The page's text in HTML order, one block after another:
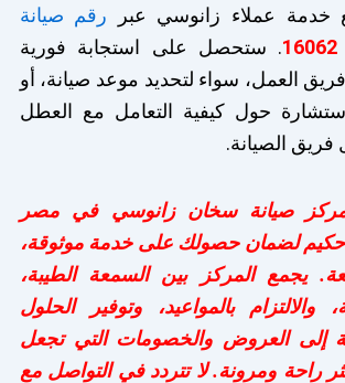
خدمة عملاء زانوسي عبر
رقم صيانة
16062. ستحصل على استجابة فورية
العمل، سواء لتحديد موعد صيانة، أو
حول كيفية التعامل مع العطل
الصيانة.
مركز صيانة سخان زانوسي في مصر
حكيم لضمان حصولك على خدمة موثوقة،
يجمع المركز بين السمعة الطيبة،
والالتزام بالمواعيد، وتوفير الحلول
إلى العروض والخصومات التي تجعل
راحة ومرونة. لا تتردد في التواصل مع